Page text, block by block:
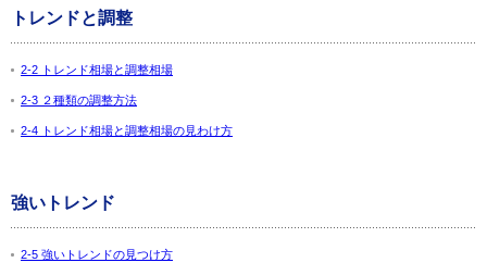
トレンドと調整
2-2 トレンド相場と調整相場
2-3 ２種類の調整方法
2-4 トレンド相場と調整相場の見わけ方
強いトレンド
2-5 強いトレンドの見つけ方